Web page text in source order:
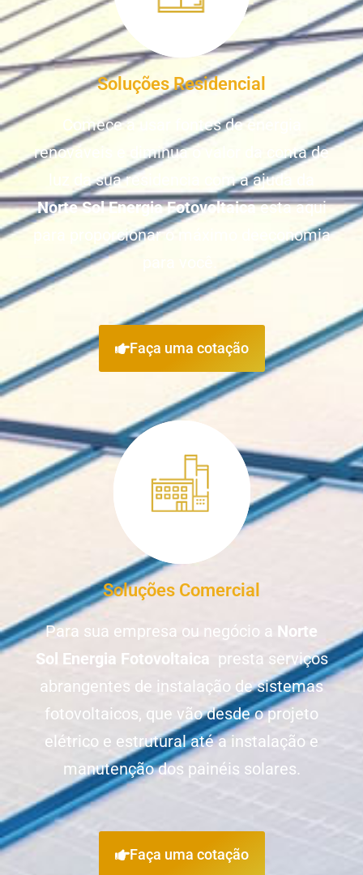
Soluções Residencial
Comece a usar fontes de energia
renováveis e diminua o valor da conta de
luz da sua residencia com a ajuda da
Norte Sol Energia Fotovoltaicaesta aqui
para proporcionar o máximo deeconomia
Faça uma cotação
Soluções Comercial
Para sua empresa ou negócio a Norte
Sol Energia Fotovoltaica presta serviços
abrangentes de instalação de sistemas
fotovoltaicos, que vão desde o projeto
elétrico e estrutural até a instalação e
manutenção dos painéis solares.
Faça uma cotação